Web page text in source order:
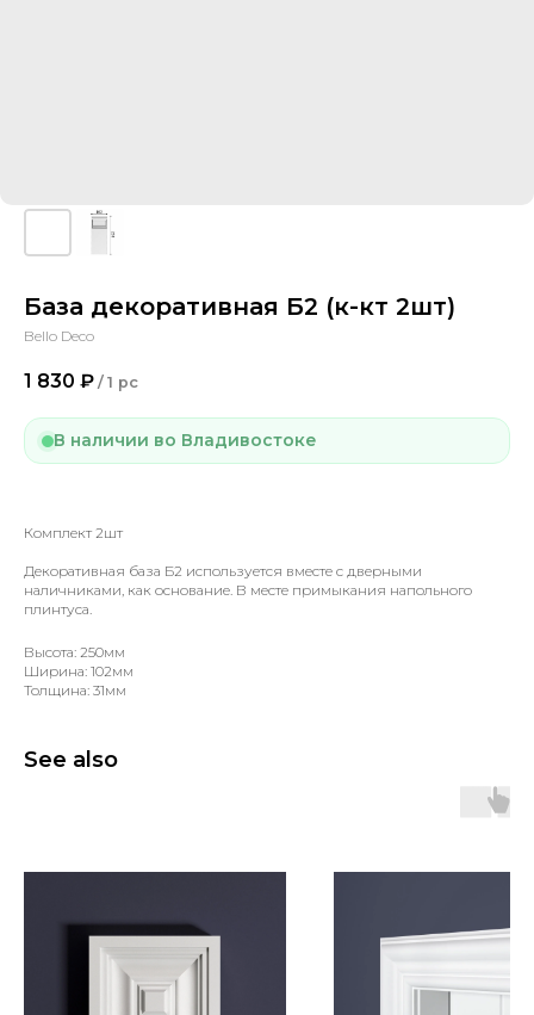
База декоративная Б2 (к-кт 2шт)
Bello Deco
1 830 ₽ / 1 pc
В наличии во Владивостоке
Комплект 2шт
Декоративная база Б2 используется вместе с дверными
наличниками, как основание. В месте примыкания напольного
плинтуса.
Высота: 250мм
Ширина: 102мм
Толщина: 31мм
See also